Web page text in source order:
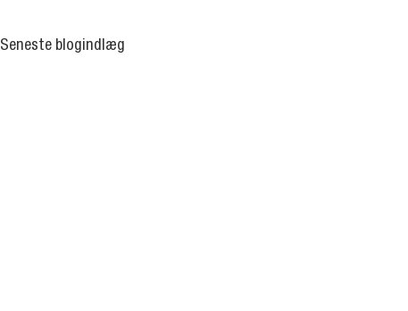
Seneste blogindlæg